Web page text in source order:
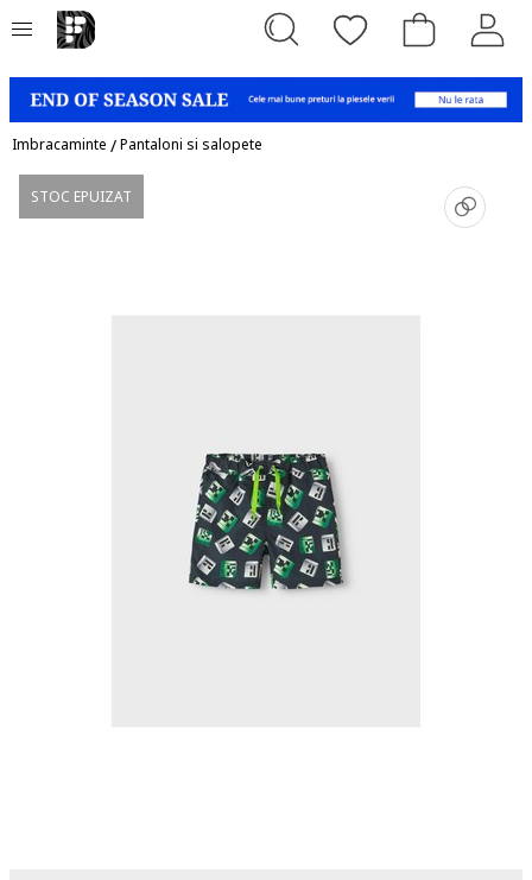
Imbracaminte /Pantaloni si salopete
STOC EPUIZAT